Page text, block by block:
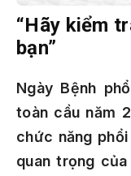
“Hãy kiểm
bạn”
Ngày Bệnh
toàn cầu năm
chức năng
quan trọng